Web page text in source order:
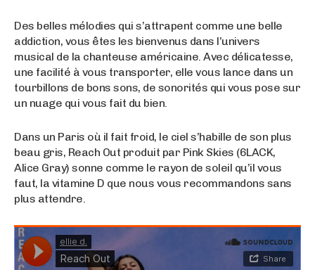
Des belles mélodies qui s’attrapent comme une belle
addiction, vous êtes les bienvenus dans l’univers
musical de la chanteuse américaine. Avec délicatesse,
une facilité à vous transporter, elle vous lance dans un
tourbillons de bons sons, de sonorités qui vous pose sur
un nuage qui vous fait du bien.
Dans un Paris où il fait froid, le ciel s’habille de son plus
beau gris, Reach Out produit par Pink Skies (6LACK,
Alice Gray) sonne comme le rayon de soleil qu’il vous
faut, la vitamine D que nous vous recommandons sans
plus attendre.